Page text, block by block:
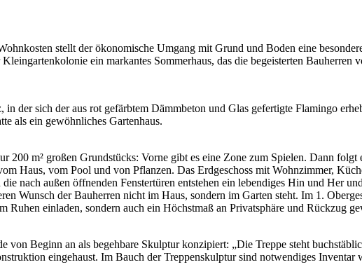
stellt der ökonomische Umgang mit Grund und Boden eine
ein markantes Sommerhaus, das die begeisterten
in der sich der aus rot gefärbtem Dämmbeton und Glas gefertigte Flamingo
als ein gewöhnliches Gartenhaus.
200 m² großen Grundstücks: Vorne gibt es eine Zone zum Spielen. Dann
Haus, vom Pool und von Pflanzen. Das Erdgeschoss mit Wohnzimmer,
nach außen öffnenden Fenstertüren entstehen ein lebendiges Hin und Her
Wunsch der Bauherren nicht im Haus, sondern im Garten steht. Im 1.
Ruhen einladen, sondern auch ein Höchstmaß an Privatsphäre und Rückzug
von Beginn an als begehbare Skulptur konzipiert: „Die Treppe steht
eingehaust. Im Bauch der Treppenskulptur sind notwendiges